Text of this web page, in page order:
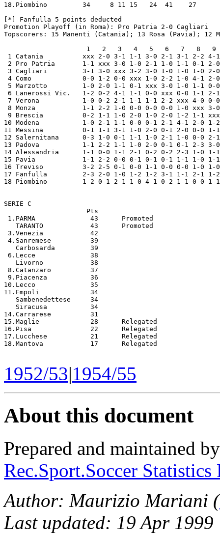
1952/53|1954/55
About this document
Prepared and maintained
Rec.Sport.Soccer
Author: Maurizio Mariani (
Last updated: 19 Apr 1999